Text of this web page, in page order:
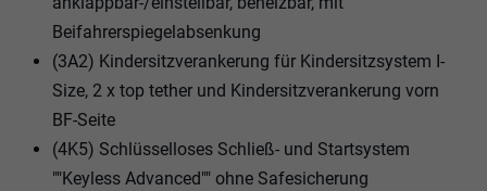
Beifahrerspiegelabsenkung
(3A2) Kindersitzverankerung für Kindersitzsystem I-
Size, 2 x top tether und Kindersitzverankerung vorn
BF-Seite
(4K5) Schlüsselloses Schließ- und Startsystem
""Keyless Advanced"" ohne Safesicherung